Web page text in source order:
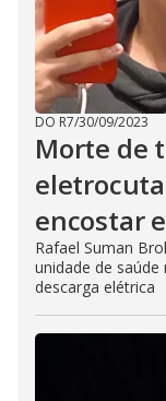
DO R7/30/09/2023
Morte de
encostar
Rafael Suman
unidade de
descarga elétrica